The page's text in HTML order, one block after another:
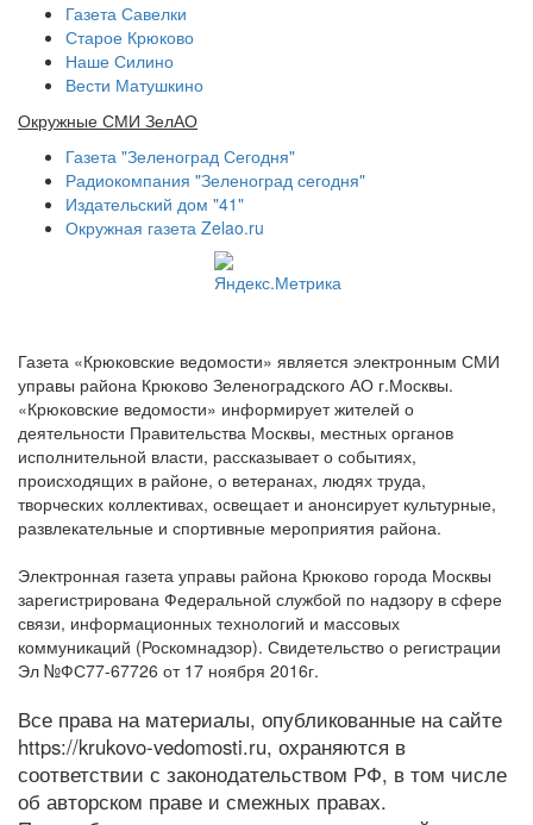
Газета Савелки
Старое Крюково
Наше Силино
Вести Матушкино
Окружные СМИ ЗелАО
Газета "Зеленоград Сегодня"
Радиокомпания "Зеленоград сегодня"
Издательский дом "41"
Окружная газета Zelao.ru
Газета «Крюковские ведомости» является электронным СМИ
управы района Крюково Зеленоградского АО г.Москвы.
«Крюковские ведомости» информирует жителей о
деятельности Правительства Москвы, местных органов
исполнительной власти, рассказывает о событиях,
происходящих в районе, о ветеранах, людях труда,
творческих коллективах, освещает и анонсирует культурные,
развлекательные и спортивные мероприятия района.
Электронная газета управы района Крюково города Москвы
зарегистрирована Федеральной службой по надзору в сфере
связи, информационных технологий и массовых
коммуникаций (Роскомнадзор). Свидетельство о регистрации
Эл №ФС77-67726 от 17 ноября 2016г.
Все права на материалы, опубликованные на сайте
https://krukovo-vedomosti.ru, охраняются в
соответствии с законодательством РФ, в том числе
об авторском праве и смежных правах.